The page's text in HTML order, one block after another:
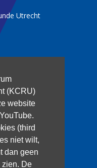
(KCRU)
website
(third
niet wilt,
dan geen
zien. De
Utrecht